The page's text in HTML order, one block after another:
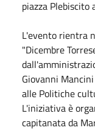
piazza Plebiscito
L'evento rientra
"Dicembre
Giovanni
alle Politiche
L'iniziativa è
capitanata da